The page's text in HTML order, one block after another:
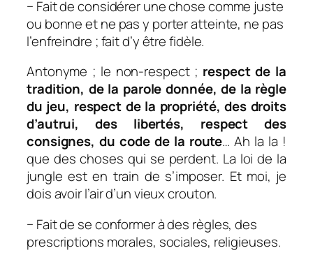
− Fait de considérer une chose comme juste
ou bonne et ne pas y porter atteinte, ne pas
l’enfreindre ; fait d’y être fidèle.
Antonyme ; le non-respect ; respect de la
tradition, de la parole donnée, de la règle
du jeu, respect de la propriété, des droits
d’autrui, des libertés, respect des
consignes, du code de la route… Ah la la !
que des choses qui se perdent. La loi de la
jungle est en train de s’imposer. Et moi, je
dois avoir l’air d’un vieux crouton.
− Fait de se conformer à des règles, des
prescriptions morales, sociales, religieuses.